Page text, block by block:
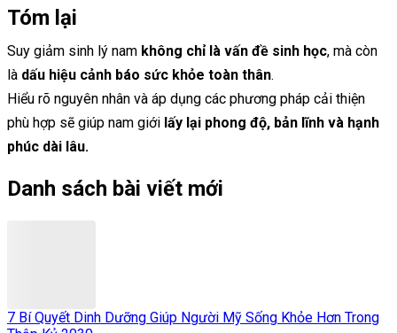
Tóm lại
Suy giảm sinh lý nam không chỉ là vấn đề sinh học, mà còn
là dấu hiệu cảnh báo sức khỏe toàn thân.
Hiểu rõ nguyên nhân và áp dụng các phương pháp cải thiện
phù hợp sẽ giúp nam giới lấy lại phong độ, bản lĩnh và hạnh
phúc dài lâu.
Danh sách bài viết mới
7 Bí Quyết Dinh Dưỡng Giúp Người Mỹ Sống Khỏe Hơn Trong